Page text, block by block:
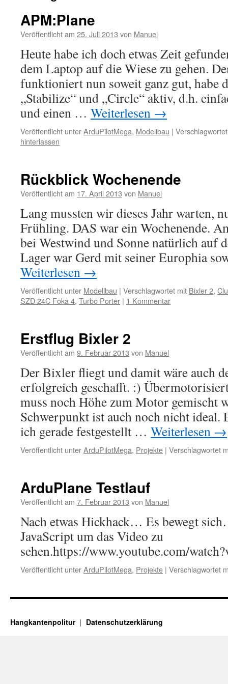
APM:Plane
Veröffentlicht am 25. Juli 2013 von Manuel
Heute habe ich doch etwas Zeit
dem Laptop auf die Wiese zu gehen.
funktioniert nun soweit ganz gut, habe
„Stabilize“ und „Circle“ aktiv, d.h.
und einen … Weiterlesen →
Veröffentlicht unterArduPilotMega, Modellbau |
hinterlassen
Rückblick Wochenende
Veröffentlicht am 17. April 2013 von Manuel
Lang mussten wir dieses Jahr warten,
Frühling. DAS war ein Wochenende.
bei Westwind und Sonne natürlich auf
Lager war Gerd mit seiner Europhia
Weiterlesen →
Veröffentlicht unter Modellbau | Verschlagwortet mit Bixler 2,
SZD 24C Foka 4, Turbo Porter | 1 Kommentar
Erstflug Bixler 2
Veröffentlicht am 9. Februar 2013 von Manuel
Der Bixler fliegt und damit wäre auch
erfolgreich geschafft. :)
muss noch Höhe zum Motor gemischt
Schwerpunkt ist auch noch nicht ideal.
ich gerade festgestellt … Weiterlesen →
Veröffentlicht unterArduPilotMega, Projekte | Verschlagwortet
ArduPlane Testlauf
Veröffentlicht am 7. Februar 2013 von Manuel
Nach etwas Hickhack… Es bewegt
JavaScript um das Video zu
sehen.https://www.youtube.com/
Veröffentlicht unterArduPilotMega, Projekte | Verschlagwortet
Hangkantenpolitur Datenschutzerklärung